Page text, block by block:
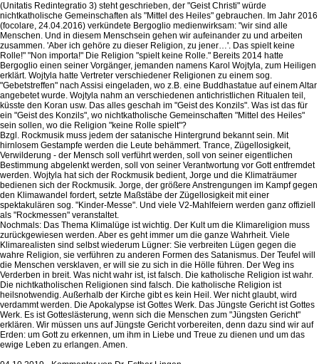
(Unitatis Redintegratio 3) steht geschrieben, der "Geist Christi" würde
nichtkatholische Gemeinschaften als "Mittel des Heiles" gebrauchen. Im Jahr 2016
(focolare, 24.04.2016) verkündete Bergoglio medienwirksam: "wir sind alle
Menschen. Und in diesem Menschsein gehen wir aufeinander zu und arbeiten
zusammen. 'Aber ich gehöre zu dieser Religion, zu jener…'. Das spielt keine
Rolle!" "Non importa!" Die Religion "spielt keine Rolle." Bereits 2014 hatte
Bergoglio einen seiner Vorgänger, jemanden namens Karol Wojtyla, zum Heiligen
erklärt. Wojtyla hatte Vertreter verschiedener Religionen zu einem sog.
"Gebetstreffen" nach Assisi eingeladen, wo z.B. eine Buddhastatue auf einem Altar
angebetet wurde. Wojtyla nahm an verschiedenen antichristlichen Ritualen teil,
küsste den Koran usw. Das alles geschah im "Geist des Konzils". Was ist das für
ein "Geist des Konzils", wo nichtkatholische Gemeinschaften "Mittel des Heiles"
sein sollen, wo die Religion "keine Rolle spielt"?
Bzgl. Rockmusik muss jedem der satanische Hintergrund bekannt sein. Mit
hirnlosem Gestampfe werden die Leute behämmert. Trance, Zügellosigkeit,
Verwilderung - der Mensch soll verführt werden, soll von seiner eigentlichen
Bestimmung abgelenkt werden, soll von seiner Verantwortung vor Gott entfremdet
werden. Wojtyla hat sich der Rockmusik bedient, Jorge und die Klimaträumer
bedienen sich der Rockmusik. Jorge, der größere Anstrengungen im Kampf gegen
den Klimawandel fordert, setzte Maßstäbe der Zügellosigkeit mit einer
spektakulären sog. "Kinder-Messe". Und viele V2-Mahlfeiern werden ganz offiziell
als "Rockmessen" veranstaltet.
Nochmals: Das Thema Klimalüge ist wichtig. Der Kult um die Klimareligion muss
zurückgewiesen werden. Aber es geht immer um die ganze Wahrheit. Viele
Klimarealisten sind selbst wiederum Lügner: Sie verbreiten Lügen gegen die
wahre Religion, sie verführen zu anderen Formen des Satanismus. Der Teufel will
die Menschen versklaven, er will sie zu sich in die Hölle führen. Der Weg ins
Verderben in breit. Was nicht wahr ist, ist falsch. Die katholische Religion ist wahr.
Die nichtkatholischen Religionen sind falsch. Die katholische Religion ist
heilsnotwendig. Außerhalb der Kirche gibt es kein Heil. Wer nicht glaubt, wird
verdammt werden. Die Apokalypse ist Gottes Werk. Das Jüngste Gericht ist Gottes
Werk. Es ist Gotteslästerung, wenn sich die Menschen zum "Jüngsten Gericht"
erklären. Wir müssen uns auf Jüngste Gericht vorbereiten, denn dazu sind wir auf
Erden: um Gott zu erkennen, um ihm in Liebe und Treue zu dienen und um das
ewige Leben zu erlangen. Amen.